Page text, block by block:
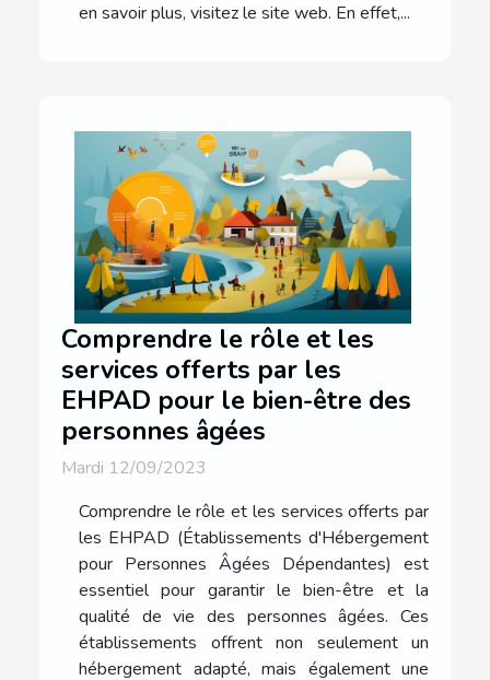
en savoir plus, visitez le site web. En effet,...
Comprendre le rôle et les
services offerts par les
EHPAD pour le bien-être des
personnes âgées
Mardi 12/09/2023
Comprendre le rôle et les services offerts par
les EHPAD (Établissements d'Hébergement
pour Personnes Âgées Dépendantes) est
essentiel pour garantir le bien-être et la
qualité de vie des personnes âgées. Ces
établissements offrent non seulement un
hébergement adapté, mais également une